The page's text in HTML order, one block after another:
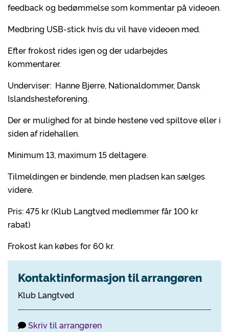
feedback og bedømmelse som kommentar på videoen.
Medbring USB-stick hvis du vil have videoen med.
Efter frokost rides igen og der udarbejdes
kommentarer.
Underviser: Hanne Bjerre, Nationaldommer, Dansk
Islandshesteforening.
Der er mulighed for at binde hestene ved spiltove eller i
siden af ridehallen.
Minimum 13, maximum 15 deltagere.
Tilmeldingen er bindende, men pladsen kan sælges
videre.
Pris: 475 kr (Klub Langtved medlemmer får 100 kr
rabat)
Frokost kan købes for 60 kr.
Kontaktinformasjon til arrangøren
Klub Langtved
Skriv til arrangøren